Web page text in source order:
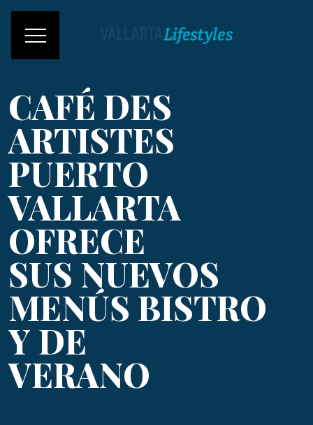
CAFÉ DES
ARTISTES
PUERTO
VALLARTA
OFRECE
SUS NUEVOS
MENÚS BISTRO
Y DE
VERANO